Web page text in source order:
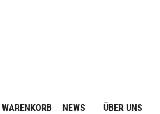
WARENKORB NEWS ÜBER UNS